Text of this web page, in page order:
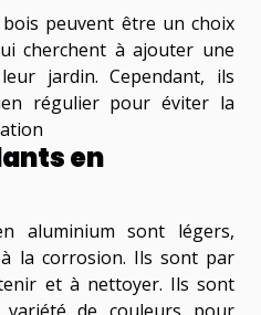
peuvent être un choix
cherchent à ajouter une
jardin. Cependant, ils
régulier pour éviter la
en
aluminium sont légers,
la corrosion. Ils sont par
et à nettoyer. Ils sont